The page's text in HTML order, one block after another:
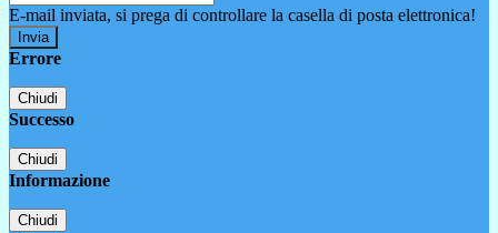
E-mail inviata, si prega di controllare la casella di posta elettronica!
Errore
Chiudi
Successo
Chiudi
Informazione
Chiudi